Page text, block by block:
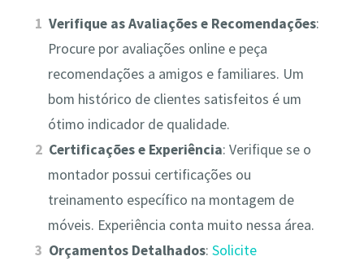
Verifique as Avaliações e Recomendações:
Procure por avaliações online e peça
recomendações a amigos e familiares. Um
bom histórico de clientes satisfeitos é um
ótimo indicador de qualidade.
Certificações e Experiência: Verifique se o
montador possui certificações ou
treinamento específico na montagem de
móveis. Experiência conta muito nessa área.
Orçamentos Detalhados:Solicite